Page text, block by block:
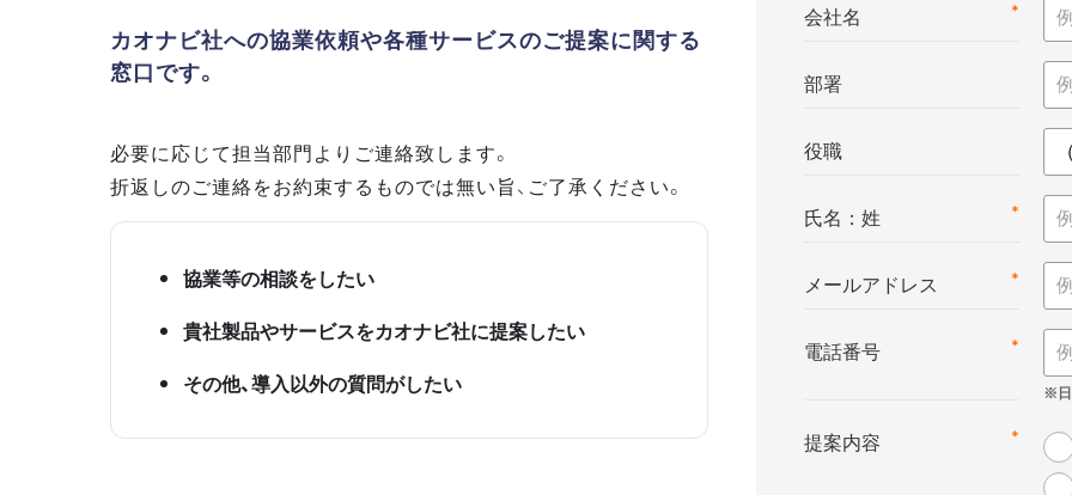
カオナビ社への協業依頼や各種サービスのご提案に関する
窓口です。
必要に応じて担当部門よりご連絡致します。
折返しのご連絡をお約束するものでは無い旨、ご了承ください。
協業等の相談をしたい
貴社製品やサービスをカオナビ社に提案したい
その他、導入以外の質問がしたい
*
会社名
部署
役職
*
氏名：姓
*
メールアドレス
*
電話番号
*
提案内容